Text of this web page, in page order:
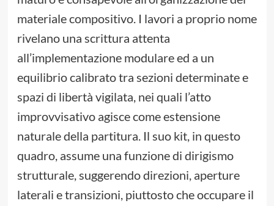
materiale compositivo. I lavori a proprio nome
rivelano una scrittura attenta
all’implementazione modulare ed a un
equilibrio calibrato tra sezioni determinate e
spazi di libertà vigilata, nei quali l’atto
improvvisativo agisce come estensione
naturale della partitura. Il suo kit, in questo
quadro, assume una funzione di dirigismo
strutturale, suggerendo direzioni, aperture
laterali e transizioni, piuttosto che occupare il